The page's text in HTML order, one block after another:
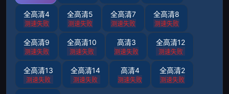
全高清4
测速失败
全高清5
测速失败
全高清7
测速失败
全高清8
测速失败
全高清9
测速失败
全高清10
测速失败
高清3
测速失败
全高清12
测速失败
全高清13
测速失败
全高清14
测速失败
高清4
测速失败
全高清2
测速失败